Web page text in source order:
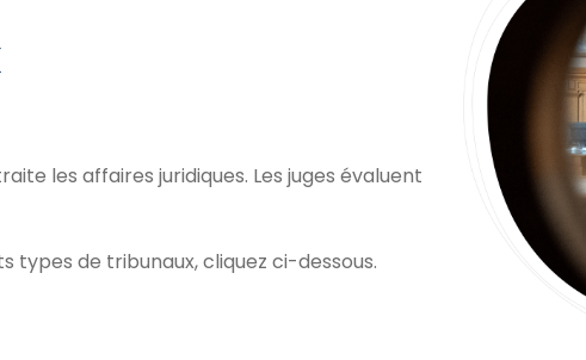
les affaires juridiques. Les juges évaluent
types de tribunaux, cliquez ci-dessous.